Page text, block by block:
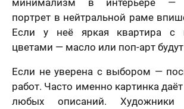
портрет в нейтральной раме
Если у неё яркая квартира с
цветами — масло или поп-арт
Если не уверена с выбором —
работ. Часто именно картинка
любых описаний.
Более 3 лиц
70 х 100 см